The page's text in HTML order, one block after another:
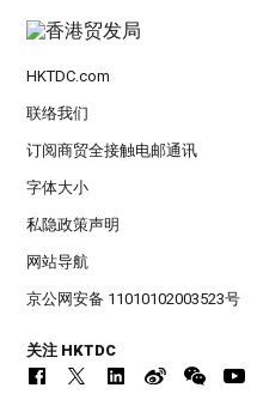
HKTDC.com
联络我们
订阅商贸全接触电邮通讯
字体大小
私隐政策声明
网站导航
京公网安备 11010102003523号
关注 HKTDC